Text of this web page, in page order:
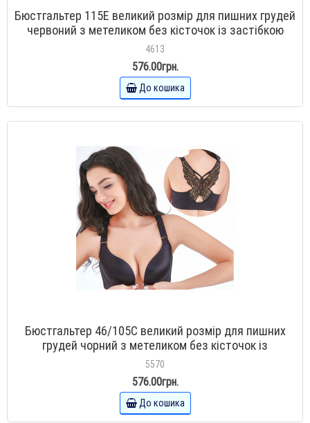
Бюстгальтер 115E великий розмір для пишних грудей
червоний з метеликом без кісточок із застібкою
спереду
4613
576.00грн.
До кошика
Бюстгальтер 46/105С великий розмір для пишних
грудей чорний з метеликом без кісточок із
застібкою спереду
5570
576.00грн.
До кошика